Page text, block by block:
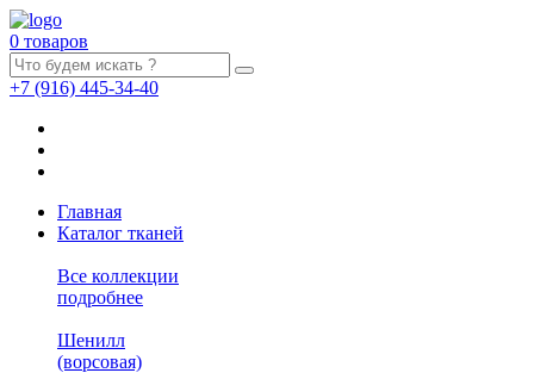
0 товаров
+7 (916) 445-34-40
Главная
Каталог тканей
Все коллекции
подробнее
Шенилл
(ворсовая)